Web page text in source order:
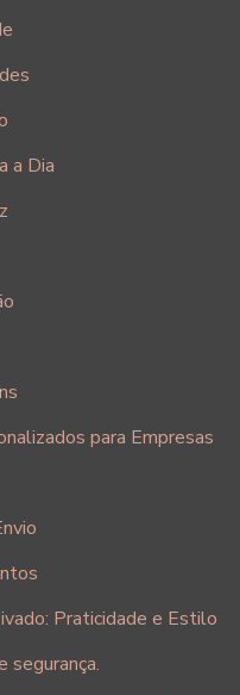
a Dia
para Empresas
Praticidade e Estilo
segurança.